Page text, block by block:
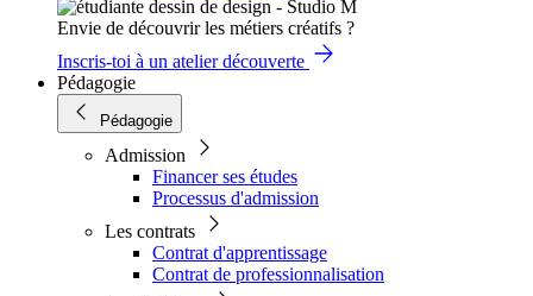
Envie de découvrir les métiers créatifs ?
Inscris-toi à un atelier découverte
Pédagogie
Pédagogie
Admission
Financer ses études
Processus d'admission
Les contrats
Contrat d'apprentissage
Contrat de professionnalisation